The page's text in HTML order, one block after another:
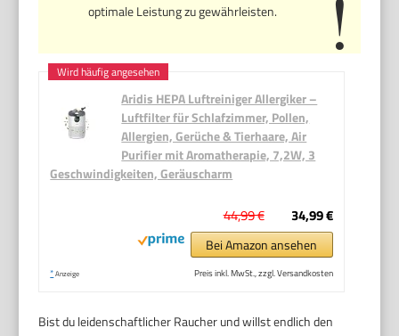
optimale Leistung zu gewährleisten.
Aridis HEPA Luftreiniger Allergiker –
Luftfilter für Schlafzimmer, Pollen,
Allergien, Gerüche & Tierhaare, Air
Purifier mit Aromatherapie, 7,2W, 3
Geschwindigkeiten, Geräuscharm
34,99 €
44,99 €
Bei Amazon ansehen
*Anzeige Preis inkl. MwSt., zzgl. Versandkosten
Bist du leidenschaftlicher Raucher und willst endlich den